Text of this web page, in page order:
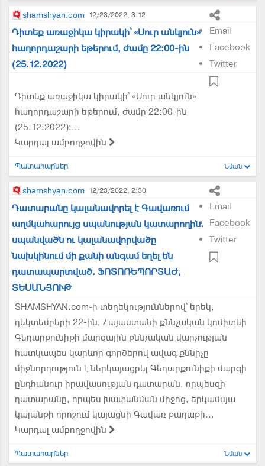
shamshyan.com 12/23/2022, 3:12
Email
Facebook
Twitter
Դիտեք առաջիկա կիրակի՝ «Սուր անկյուն»
հաղորդաշարի եթերում, ժամը 22:00-ին
(25.12.2022)
Դիտեք առաջիկա կիրակի՝ «Սուր անկյուն»
հաղորդաշարի եթերում, ժամը 22:00-ին
(25.12.2022)։...
Կարդալ ամբողջովին
Պատահարներ Նման
shamshyan.com 12/23/2022, 2:30
Email
Facebook
Twitter
Դատարանը կալանավորել է Գավառում
աղմկահարույց սպանության կատարողին.
սպանվածն ու կալանավորվածը
նախկինում մի քանի անգամ եղել են
դատապարտված. ՖՈՏՈՌԵՊՈՐՏԱԺ,
ՏԵՍԱՆՅՈՒԹ
SHAMSHYAN.com-ի տեղեկություններով՝ երեկ,
դեկտեմբերի 22-ին, Հայաստանի քննչական կոմիտեի
Գեղարքունիքի մարզային քննչական վարչության
հատկապես կարևոր գործերով ավագ քննիչը
միջնորդություն է ներկայացրել Գեղարքունիքի մարզի
ընդհանուր իրավասության դատարան, որպեսզի
դատարանը, որպես խափանման միջոց, երկամսյա
կալանքի որոշում կայացնի Գավառ քաղաքի...
Կարդալ ամբողջովին
Պատահարներ Նման